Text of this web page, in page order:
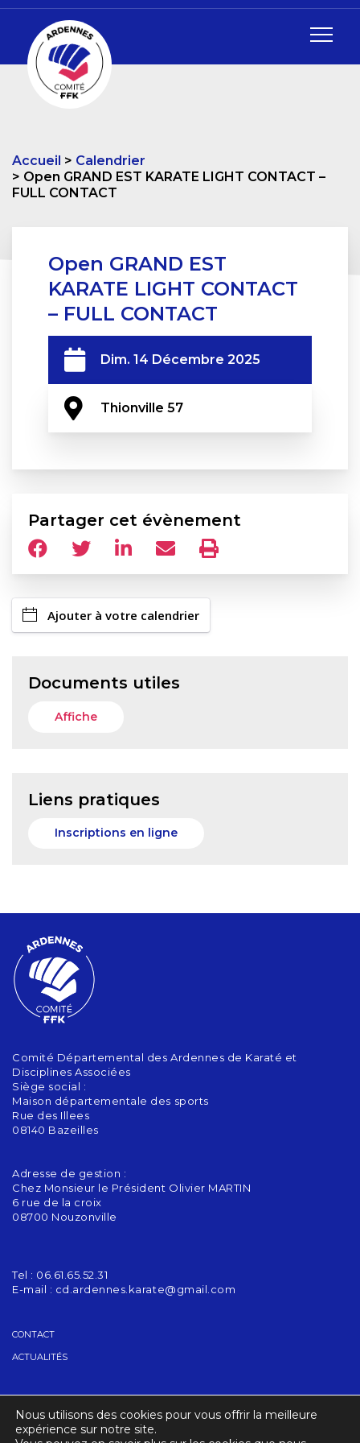
Accueil
Calendrier
Open GRAND EST KARATE LIGHT CONTACT –
FULL CONTACT
Open GRAND EST
KARATE LIGHT CONTACT
– FULL CONTACT
Dim. 14 Décembre 2025
Thionville 57
Partager cet évènement
Ajouter à votre calendrier
Documents utiles
Affiche
Liens pratiques
Inscriptions en ligne
Comité Départemental des Ardennes de Karaté et
Disciplines Associées
Siège social :
Maison départementale des sports
Rue des Illees
08140 Bazeilles
Adresse de gestion :
Chez Monsieur le Président Olivier MARTIN
6 rue de la croix
08700 Nouzonville
Tel : 06.61.65.52.31
E-mail : cd.ardennes.karate@gmail.com
CONTACT
ACTUALITÉS
TROUVER UN CLUB
Nous utilisons des cookies pour vous offrir la meilleure
expérience sur notre site.